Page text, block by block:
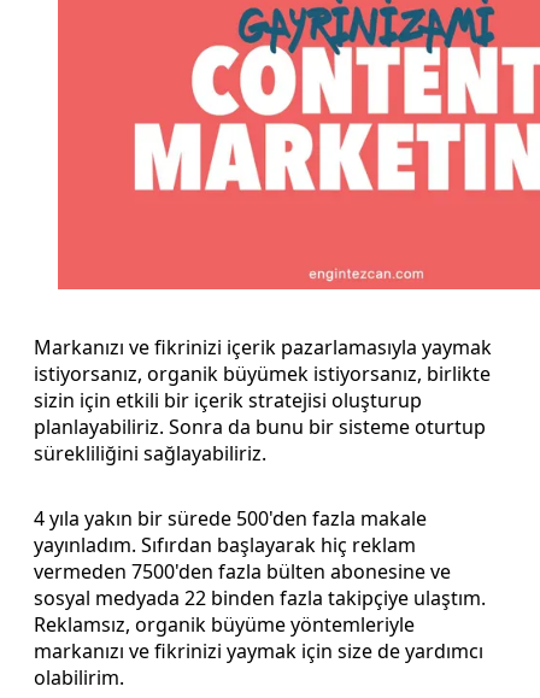
Markanızı ve fikrinizi içerik pazarlamasıyla yaymak
istiyorsanız, organik büyümek istiyorsanız, birlikte
sizin için etkili bir içerik stratejisi oluşturup
planlayabiliriz. Sonra da bunu bir sisteme oturtup
sürekliliğini sağlayabiliriz.
4 yıla yakın bir sürede 500'den fazla makale
yayınladım. Sıfırdan başlayarak hiç reklam
vermeden 7500'den fazla bülten abonesine ve
sosyal medyada 22 binden fazla takipçiye ulaştım.
Reklamsız, organik büyüme yöntemleriyle
markanızı ve fikrinizi yaymak için size de yardımcı
olabilirim.